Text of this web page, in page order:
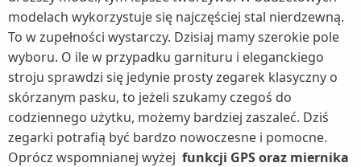
modelach wykorzystuje się najczęściej stal nierdzewną.
To w zupełności wystarczy. Dzisiaj mamy szerokie pole
wyboru. O ile w przypadku garnituru i eleganckiego
stroju sprawdzi się jedynie prosty zegarek klasyczny o
skórzanym pasku, to jeżeli szukamy czegoś do
codziennego użytku, możemy bardziej zaszaleć. Dziś
zegarki potrafią być bardzo nowoczesne i pomocne.
Oprócz wspomnianej wyżej funkcji GPS oraz miernika